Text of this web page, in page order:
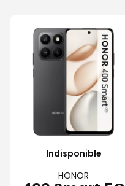
Indisponible
HONOR